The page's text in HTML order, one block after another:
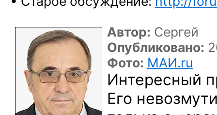
Автор: Сергей
Опубликовано:
Фото: МАИ.ru
Интересный
Его